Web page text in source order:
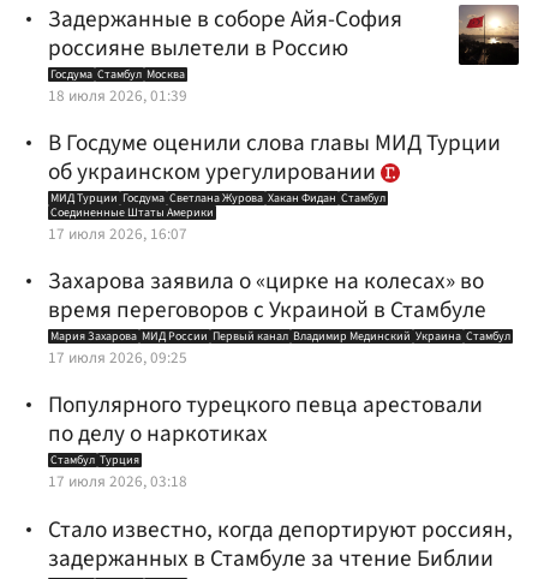
Задержанные в соборе Айя-София
россияне вылетели в Россию
Госдума Стамбул Москва
18 июля 2026, 01:39
В Госдуме оценили слова главы МИД Турции
об украинском урегулировании
МИД Турции Госдума Светлана Журова Хакан Фидан Стамбул
Соединенные Штаты Америки
17 июля 2026, 16:07
Захарова заявила о «цирке на колесах» во
время переговоров с Украиной в Стамбуле
Мария Захарова МИД России Первый канал Владимир Мединский Украина Стамбул
17 июля 2026, 09:25
Популярного турецкого певца арестовали
по делу о наркотиках
Стамбул Турция
17 июля 2026, 03:18
Стало известно, когда депортируют россиян,
задержанных в Стамбуле за чтение Библии